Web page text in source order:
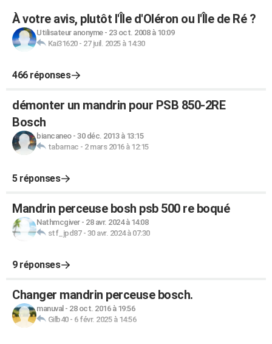
À votre avis, plutôt l'Île d'Oléron ou l'Île de Ré ?
Utilisateur anonyme- 23 oct. 2008 à 10:09
Kai31620- 27 juil. 2025 à 14:30
466 réponses
démonter un mandrin pour PSB 850-2RE
Bosch
biancaneo- 30 déc. 2013 à 13:15
tabarnac - 2 mars 2016 à 12:15
5 réponses
Mandrin perceuse bosh psb 500 re boqué
Nathmcgiver- 28 avr. 2024 à 14:08
stf_jpd87- 30 avr. 2024 à 07:30
9 réponses
Changer mandrin perceuse bosch.
manuval- 28 oct. 2016 à 19:56
Gilb40- 6 févr. 2025 à 14:56